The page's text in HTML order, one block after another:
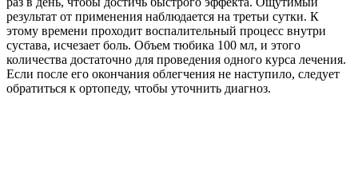
результат от применения наблюдается на третьи сутки. К
этому времени проходит воспалительный процесс внутри
сустава, исчезает боль. Объем тюбика 100 мл, и этого
количества достаточно для проведения одного курса лечения.
Если после его окончания облегчения не наступило, следует
обратиться к ортопеду, чтобы уточнить диагноз.